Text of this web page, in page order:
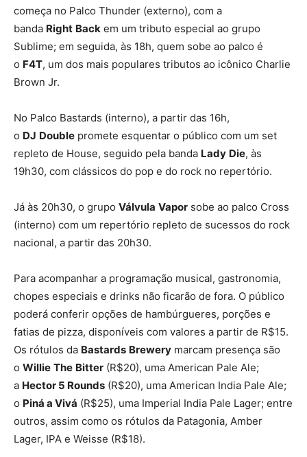
começa no Palco Thunder (externo), com a
banda Right Back em um tributo especial ao grupo
Sublime; em seguida, às 18h, quem sobe ao palco é
o F4T, um dos mais populares tributos ao icônico Charlie
Brown Jr.
No Palco Bastards (interno), a partir das 16h,
o DJ Double promete esquentar o público com um set
repleto de House, seguido pela banda Lady Die, às
19h30, com clássicos do pop e do rock no repertório.
Já às 20h30, o grupo Válvula Vapor sobe ao palco Cross
(interno) com um repertório repleto de sucessos do rock
nacional, a partir das 20h30.
Para acompanhar a programação musical, gastronomia,
chopes especiais e drinks não ficarão de fora. O público
poderá conferir opções de hambúrgueres, porções e
fatias de pizza, disponíveis com valores a partir de R$15.
Os rótulos da Bastards Brewery marcam presença são
o Willie The Bitter (R$20), uma American Pale Ale;
a Hector 5 Rounds (R$20), uma American India Pale Ale;
o Piná a Vivá (R$25), uma Imperial India Pale Lager; entre
outros, assim como os rótulos da Patagonia, Amber
Lager, IPA e Weisse (R$18).